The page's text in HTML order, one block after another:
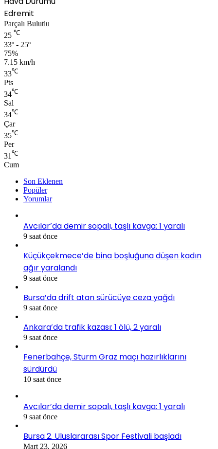
Edremit
Parçalı Bulutlu
25 ℃
33º - 25º
75%
7.15 km/h
33℃
Pts
34℃
Sal
34℃
Çar
35℃
Per
31 ℃
Cum
Son Eklenen
Popüler
Yorumlar
Avcılar’da demir sopalı, taşlı kavga: 1 yaralı
9 saat önce
Küçükçekmece’de bina boşluğuna düşen kadın
ağır yaralandı
9 saat önce
Bursa’da drift atan sürücüye ceza yağdı
9 saat önce
Ankara’da trafik kazası: 1 ölü, 2 yaralı
9 saat önce
Fenerbahçe, Sturm Graz maçı hazırlıklarını
sürdürdü
10 saat önce
Avcılar’da demir sopalı, taşlı kavga: 1 yaralı
9 saat önce
Bursa 2. Uluslararası Spor Festivali başladı
Mart 23, 2026